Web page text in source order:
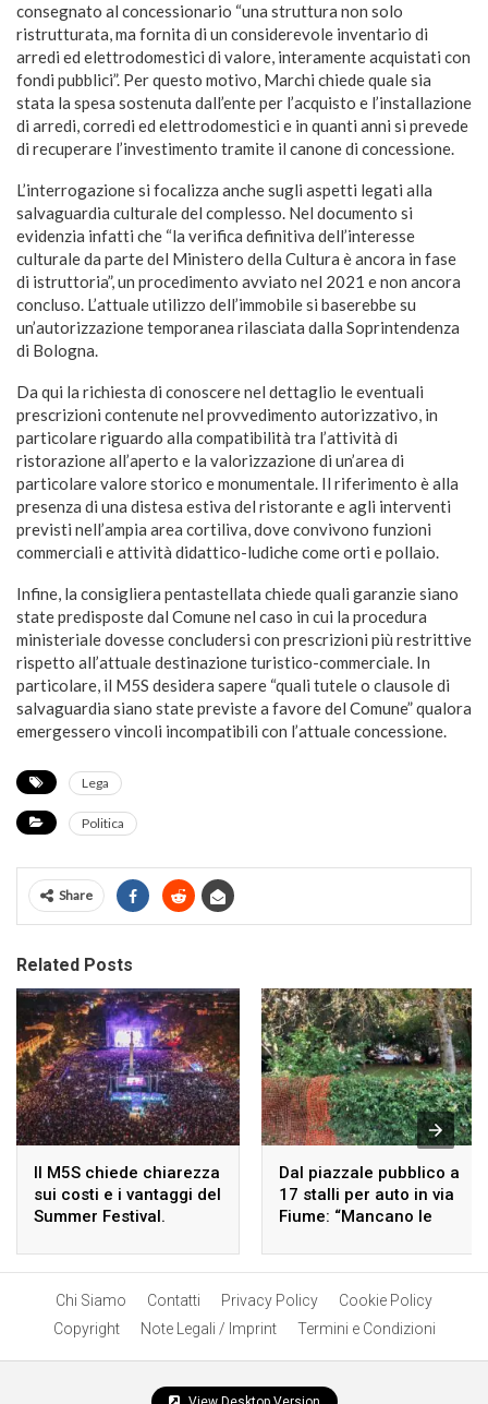
consegnato al concessionario “una struttura non solo
ristrutturata, ma fornita di un considerevole inventario di
arredi ed elettrodomestici di valore, interamente acquistati con
fondi pubblici”. Per questo motivo, Marchi chiede quale sia
stata la spesa sostenuta dall’ente per l’acquisto e l’installazione
di arredi, corredi ed elettrodomestici e in quanti anni si prevede
di recuperare l’investimento tramite il canone di concessione.
L’interrogazione si focalizza anche sugli aspetti legati alla
salvaguardia culturale del complesso. Nel documento si
evidenzia infatti che “la verifica definitiva dell’interesse
culturale da parte del Ministero della Cultura è ancora in fase
di istruttoria”, un procedimento avviato nel 2021 e non ancora
concluso. L’attuale utilizzo dell’immobile si baserebbe su
un’autorizzazione temporanea rilasciata dalla Soprintendenza
di Bologna.
Da qui la richiesta di conoscere nel dettaglio le eventuali
prescrizioni contenute nel provvedimento autorizzativo, in
particolare riguardo alla compatibilità tra l’attività di
ristorazione all’aperto e la valorizzazione di un’area di
particolare valore storico e monumentale. Il riferimento è alla
presenza di una distesa estiva del ristorante e agli interventi
previsti nell’ampia area cortiliva, dove convivono funzioni
commerciali e attività didattico-ludiche come orti e pollaio.
Infine, la consigliera pentastellata chiede quali garanzie siano
state predisposte dal Comune nel caso in cui la procedura
ministeriale dovesse concludersi con prescrizioni più restrittive
rispetto all’attuale destinazione turistico-commerciale. In
particolare, il M5S desidera sapere “quali tutele o clausole di
salvaguardia siano state previste a favore del Comune” qualora
emergessero vincoli incompatibili con l’attuale concessione.
Lega
Politica
Share
Related Posts
Il M5S chiede chiarezza
sui costi e i vantaggi del
Summer Festival.
Dal piazzale pubblico a
17 stalli per auto in via
Fiume: “Mancano le
Chi Siamo Contatti Privacy Policy
Cookie Policy
Copyright
Note Legali / Imprint Termini e Condizioni